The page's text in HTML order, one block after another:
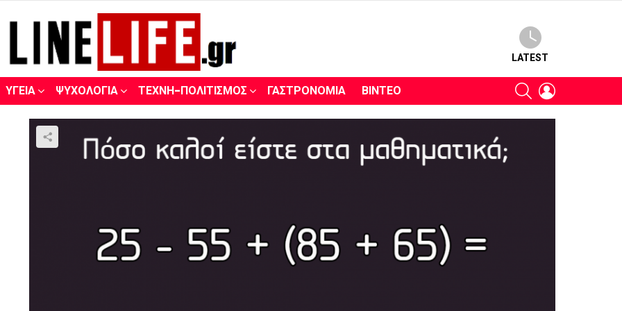
LATEST
ΥΓΕΊΑ ΨΥΧΟΛΟΓΊΑ ΤΈΧΝΗ-ΠΟΛΙΤΙΣΜΌΣ ΓΑΣΤΡΟΝΟΜΊΑ ΒΊΝΤΕΟ SEARCH